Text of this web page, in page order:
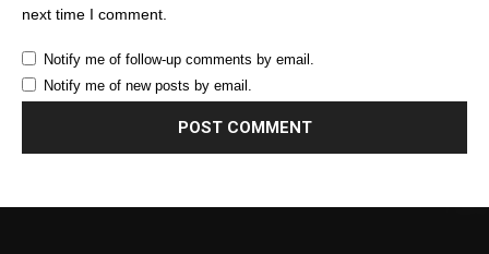
next time I comment.
Notify me of follow-up comments by email.
Notify me of new posts by email.